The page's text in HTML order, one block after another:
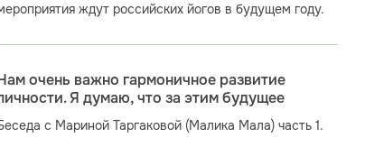
ждут российских йогов в будущем году.
очень важно гармоничное развитие
Я думаю, что за этим будущее
с Мариной Таргаковой (Малика Мала) часть 1.